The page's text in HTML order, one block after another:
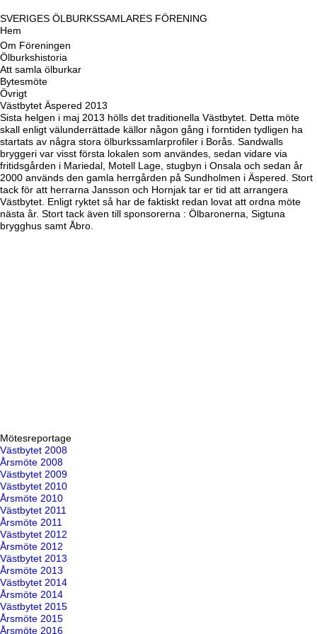
SVERIGES ÖLBURKSSAMLARES FÖRENING
Hem
Om Föreningen
Ölburkshistoria
Att samla ölburkar
Bytesmöte
Övrigt
Västbytet Äspered 2013
Sista helgen i maj 2013 hölls det traditionella Västbytet. Detta möte
skall enligt välunderrättade källor någon gång i forntiden tydligen ha
startats av några stora ölburkssamlarprofiler i Borås. Sandwalls
bryggeri var visst första lokalen som användes, sedan vidare via
fritidsgården i Mariedal, Motell Lage, stugbyn i Onsala och sedan år
2000 används den gamla herrgården på Sundholmen i Äspered. Stort
tack för att herrarna Jansson och Hornjak tar er tid att arrangera
Västbytet. Enligt ryktet så har de faktiskt redan lovat att ordna möte
nästa år. Stort tack även till sponsorerna : Ölbaronerna, Sigtuna
brygghus samt Åbro.
Mötesreportage
Västbytet 2008
Årsmöte 2008
Västbytet 2009
Västbytet 2010
Årsmöte 2010
Västbytet 2011
Årsmöte 2011
Västbytet 2012
Årsmöte 2012
Västbytet 2013
Årsmöte 2013
Västbytet 2014
Årsmöte 2014
Västbytet 2015
Årsmöte 2015
Årsmöte 2016